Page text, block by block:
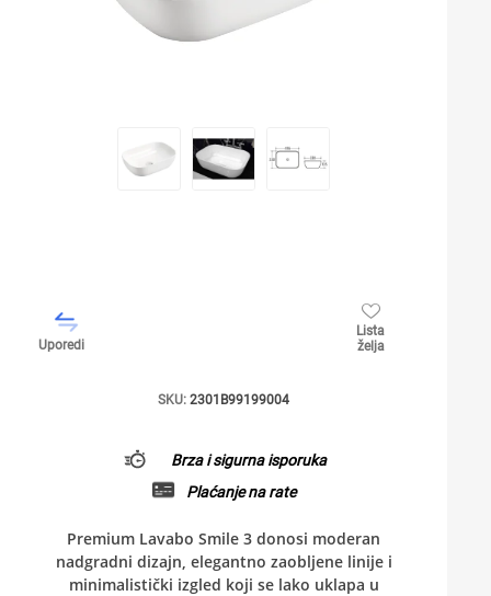
Uporedi
Lista
želja
SKU: 2301B99199004
Brza i sigurna isporuka
Plaćanje na rate
Premium Lavabo Smile 3 donosi moderan
nadgradni dizajn, elegantno zaobljene linije i
minimalistički izgled koji se lako uklapa u